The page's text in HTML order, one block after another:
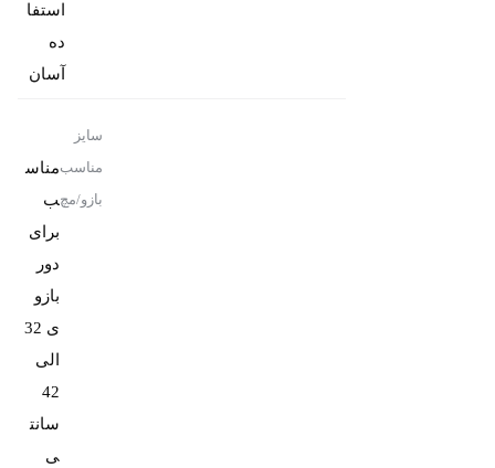
استفا
ده
آسان
سایز
مناسب
بازو/مچ
مناس
ب
برای
دور
بازو
ی 32
الی
42
سانت
ی